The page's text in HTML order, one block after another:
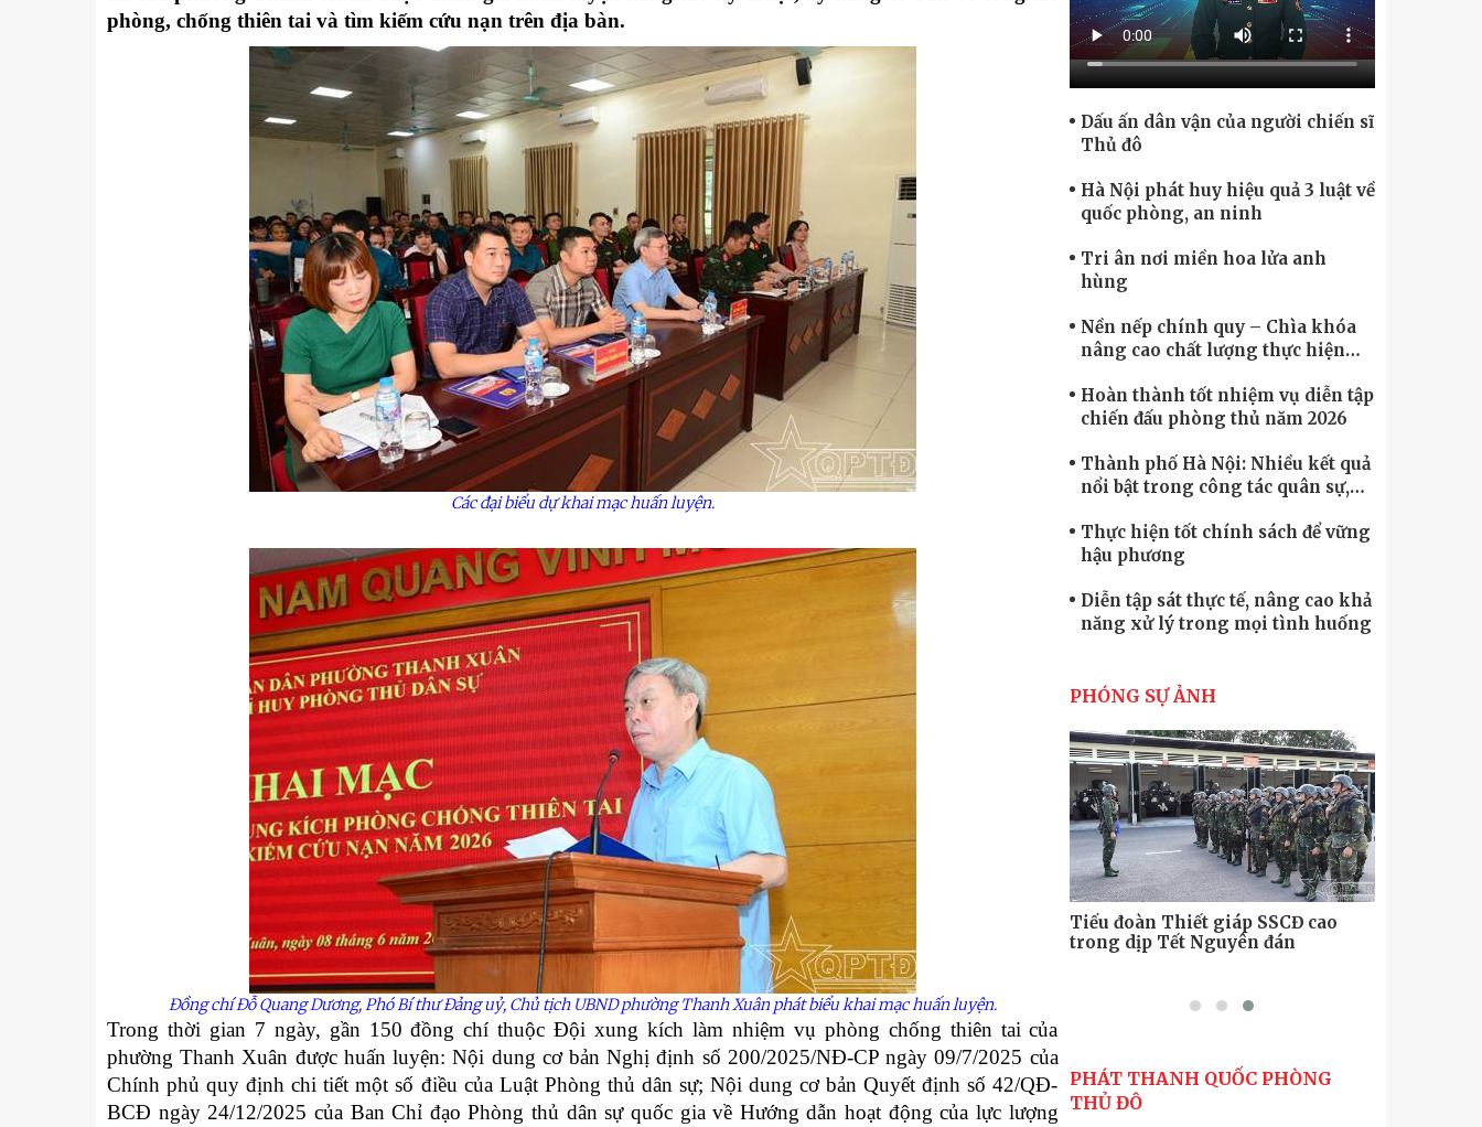
Kỹ thuật
Hậu phương quân đội
Giáo dục Quốc phòng và An ninh
Chiến dịch 500 ngày đêmCải cách hành chính, Chính phủ điện tử, Chuyển đổi số
phòng, chống thiên tai và tìm kiếm cứu nạn trên địa bàn.
Các đại biểu dự khai mạc huấn luyện.
Đồng chí Đỗ Quang Dương, Phó Bí thư Đảng uỷ, Chủ tịch UBND phường Thanh Xuân phát biểu khai mạc huấn luyện.
Trong thời gian 7 ngày, gần 150 đồng chí thuộc Đội xung kích làm nhiệm vụ phòng chống thiên tai của
phường Thanh Xuân được huấn luyện: Nội dung cơ bản Nghị định số 200/2025/NĐ-CP ngày 09/7/2025 của
Chính phủ quy định chi tiết một số điều của Luật Phòng thủ dân sự; Nội dung cơ bản Quyết định số 42/QĐ-
BCĐ ngày 24/12/2025 của Ban Chỉ đạo Phòng thủ dân sự quốc gia về Hướng dẫn hoạt động của lực lượng
Dấu ấn dân vận của người chiến sĩ
Thủ đô
Hà Nội phát huy hiệu quả 3 luật về
quốc phòng, an ninh
Tri ân nơi miền hoa lửa anh
hùng
Nền nếp chính quy – Chìa khóa
nâng cao chất lượng thực hiện
Hoàn thành tốt nhiệm vụ diễn tập
chiến đấu phòng thủ năm 2026
Thành phố Hà Nội: Nhiều kết quả
nổi bật trong công tác quân sự,
Thực hiện tốt chính sách để vững
hậu phương
Diễn tập sát thực tế, nâng cao khả
năng xử lý trong mọi tình huống
vệ “vững mạnh, rộng khắp” ngay
Trung đoàn Pháo binh 452: Huấn
luyện giỏi nâng cao sức mạnh
chiến đấu
Tiểu đoàn Thiết giáp hoàn thành
tốt diễn tập chiến thuật có bắn đạn
thật
Nơi sinh viên rèn ý trí, luyện kỹ
năng
PHÓNG SỰ ẢNH
Tiểu đoàn Thiết giáp SSCĐ cao
trong dịp Tết Nguyên đán
Bộ Tư lệnh Thủ đô và các tổ chức
chính trị-xã hội thành phố Hà Nội
thăm, động viên chiến sĩ mới
Hương Tết ra đảo tiền tiêu
Tiểu đoàn Thiết giáp SSCĐ cao
trong dịp Tết Nguyên đán
PHÁT THANH QUỐC PHÒNG
THỦ ĐÔ